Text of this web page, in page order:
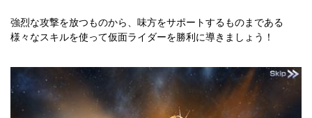
強烈な攻撃を放つものから、味方をサポートするものまである
様々なスキルを使って仮面ライダーを勝利に導きましょう！